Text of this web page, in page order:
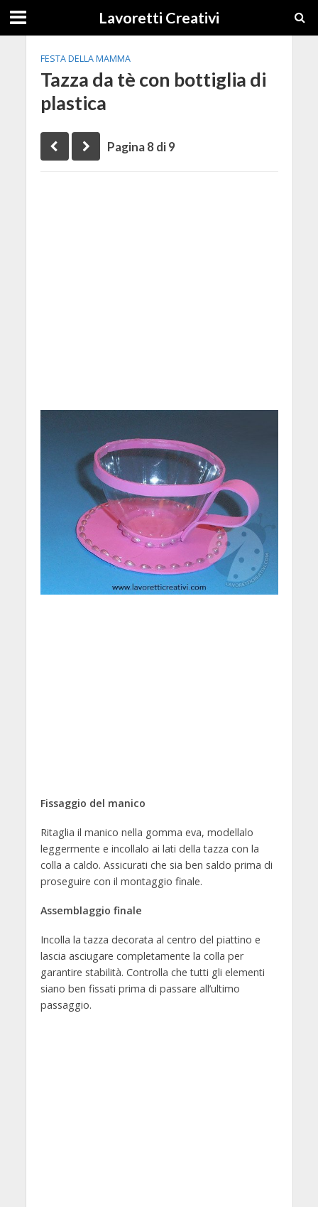
Lavoretti Creativi
FESTA DELLA MAMMA
Tazza da tè con bottiglia di
plastica
Pagina 8 di 9
Fissaggio del manico
Ritaglia il manico nella gomma eva, modellalo
leggermente e incollalo ai lati della tazza con la
colla a caldo. Assicurati che sia ben saldo prima di
proseguire con il montaggio finale.
Assemblaggio finale
Incolla la tazza decorata al centro del piattino e
lascia asciugare completamente la colla per
garantire stabilità. Controlla che tutti gli elementi
siano ben fissati prima di passare all’ultimo
passaggio.